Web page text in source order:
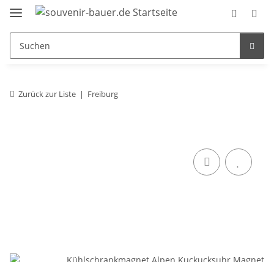
Zurück zur Liste Freiburg